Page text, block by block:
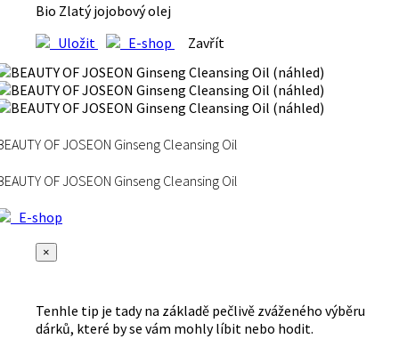
Bio Zlatý jojobový olej
Uložit
E-shop Zavřít
OF JOSEON Ginseng Cleansing Oil
OF JOSEON Ginseng Cleansing Oil
E-shop
×
Tenhle tip je tady na základě pečlivě zváženého výběru
dárků, které by se vám mohly líbit nebo hodit.